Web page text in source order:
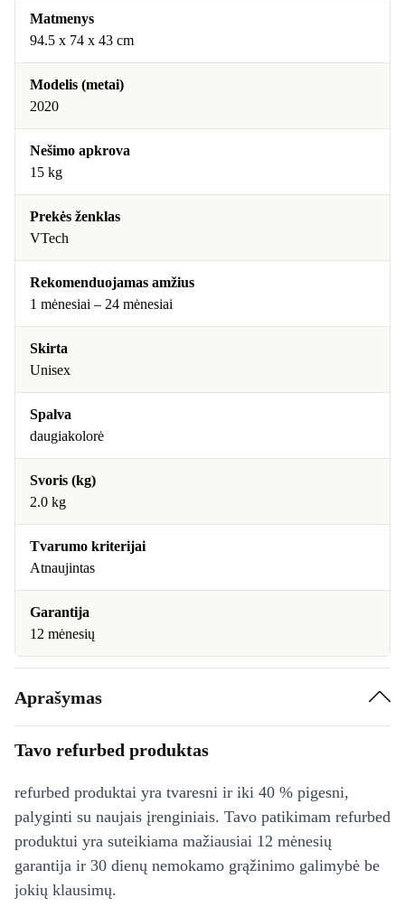
Matmenys
94.5 x 74 x 43 cm
Modelis (metai)
2020
Nešimo apkrova
15 kg
Prekės ženklas
VTech
Rekomenduojamas amžius
1 mėnesiai – 24 mėnesiai
Skirta
Unisex
Spalva
daugiakolorė
Svoris (kg)
2.0 kg
Tvarumo kriterijai
Atnaujintas
Garantija
12 mėnesių
Aprašymas
Tavo refurbed produktas
refurbed produktai yra tvaresni ir iki 40 % pigesni,
palyginti su naujais įrenginiais. Tavo patikimam refurbed
produktui yra suteikiama mažiausiai 12 mėnesių
garantija ir 30 dienų nemokamo grąžinimo galimybė be
jokių klausimų.